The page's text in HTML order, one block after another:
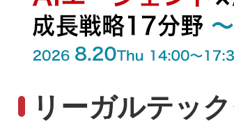
リーガルテッ